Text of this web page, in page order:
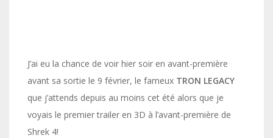
J’ai eu la chance de voir hier soir en avant-première
avant sa sortie le 9 février, le fameux TRON LEGACY
que j’attends depuis au moins cet été alors que je
voyais le premier trailer en 3D à l’avant-première de
Shrek 4!